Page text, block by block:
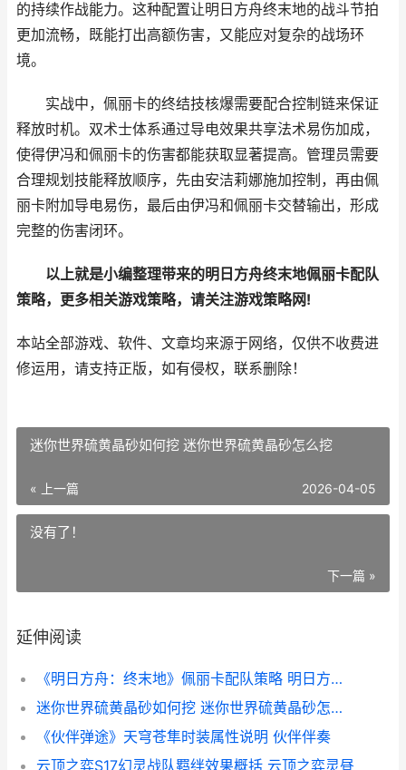
的持续作战能力。这种配置让明日方舟终末地的战斗节拍
更加流畅，既能打出高额伤害，又能应对复杂的战场环
境。
实战中，佩丽卡的终结技核爆需要配合控制链来保证
释放时机。双术士体系通过导电效果共享法术易伤加成，
使得伊冯和佩丽卡的伤害都能获取显著提高。管理员需要
合理规划技能释放顺序，先由安洁莉娜施加控制，再由佩
丽卡附加导电易伤，最后由伊冯和佩丽卡交替输出，形成
完整的伤害闭环。
以上就是小编整理带来的明日方舟终末地佩丽卡配队
策略，更多相关游戏策略，请关注游戏策略网!
本站全部游戏、软件、文章均来源于网络，仅供不收费进
修运用，请支持正版，如有侵权，联系删除！
迷你世界硫黄晶砂如何挖 迷你世界硫黄晶砂怎么挖
« 上一篇 2026-04-05
没有了！
下一篇 »
延伸阅读
《明日方舟：终末地》佩丽卡配队策略 明日方舟终末地多少g
迷你世界硫黄晶砂如何挖 迷你世界硫黄晶砂怎么挖
《伙伴弹途》天穹苍隼时装属性说明 伙伴伴奏
云顶之弈S17幻灵战队羁绊效果概括 云顶之弈灵昼